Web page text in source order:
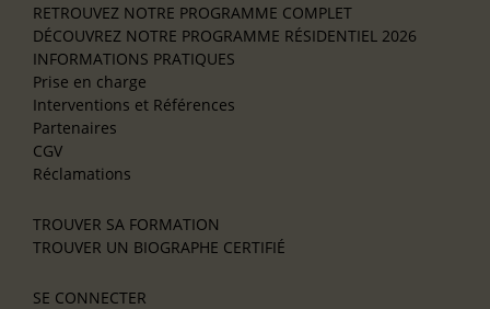
RETROUVEZ NOTRE PROGRAMME COMPLET
DÉCOUVREZ NOTRE PROGRAMME RÉSIDENTIEL 2026
INFORMATIONS PRATIQUES
Prise en charge
Interventions et Références
Partenaires
CGV
Réclamations
TROUVER SA FORMATION
TROUVER UN BIOGRAPHE CERTIFIÉ
SE CONNECTER